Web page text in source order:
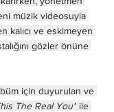
müzik videosuyla
kalıcı ve eskimeyen
gözler önüne
için duyurulan ve
The Real You" ile